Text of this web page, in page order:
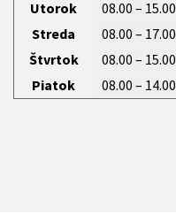
Utorok
08.00 – 15.00
Streda
08.00 – 17.00
Štvrtok
08.00 – 15.00
Piatok
08.00 – 14.00